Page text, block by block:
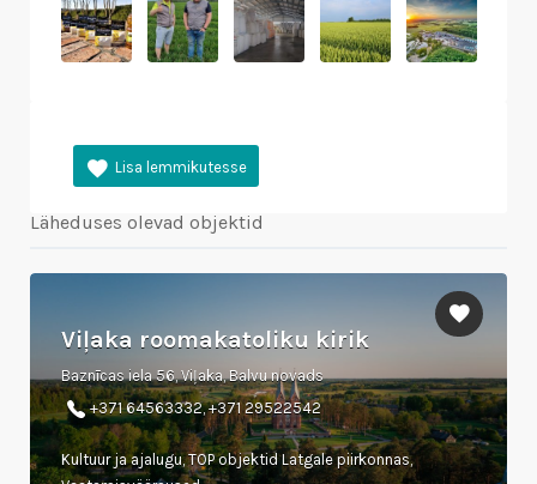
Läheduses olevad objektid
Viļaka roomakatoliku kirik
Baznīcas iela 56, Viļaka, Balvu novads
+371 64563332, +371 29522542
Kultuur ja ajalugu, TOP objektid Latgale piirkonnas,